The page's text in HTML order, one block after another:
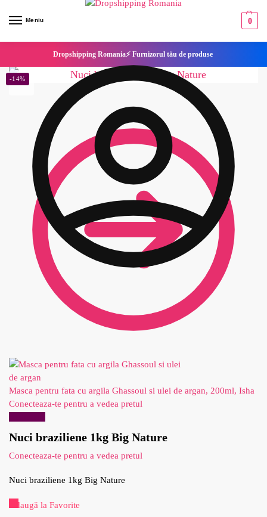
Meniu 0
Dropshipping Romania⚡ Furnizorul tău de produse
Masca pentru fata cu argila Ghassoul si ulei de argan, 200ml, Isha
Conecteaza-te pentru a vedea pretul
Nuci braziliene 1kg Big Nature
Conecteaza-te pentru a vedea pretul
-14%
Nuci braziliene 1kg Big Nature
Adaugă la Favorite